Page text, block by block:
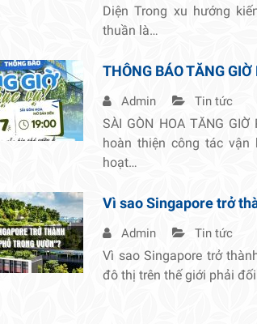
Diện Trong xu hướng
thuần là…
THÔNG BÁO TĂNG
Admin Tin tức
SÀI GÒN HOA TĂNG
hoàn thiện công tác vận
hoạt…
Vì sao Singapore trở
Admin Tin tức
Vì sao Singapore trở
đô thị trên thế giới phải